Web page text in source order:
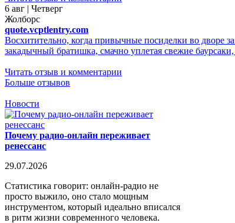
6 авг | Четверг
Жолборс
quote.vcptlentry.com
Восхитительно, когда привычные посиделки во дворе
закадычный братишка, смачно уплетая свежие
Читать отзыв и комментарии
Больше отзывов
Новости
Почему радио-онлайн переживает
ренессанс
29.07.2026
Статистика говорит: онлайн-радио не
просто выжило, оно стало мощным
инструментом, который идеально вписался
в ритм жизни современного человека.